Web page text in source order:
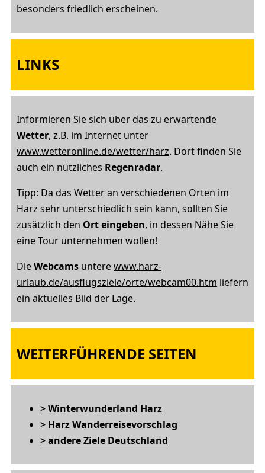
besonders friedlich erscheinen.
LINKS
Informieren Sie sich über das zu erwartende
Wetter, z.B. im Internet unter
www.wetteronline.de/wetter/harz. Dort finden Sie
auch ein nützliches Regenradar.
Tipp: Da das Wetter an verschiedenen Orten im
Harz sehr unterschiedlich sein kann, sollten Sie
zusätzlich den Ort eingeben, in dessen Nähe Sie
eine Tour unternehmen wollen!
DieWebcams unterewww.harz-
urlaub.de/ausflugsziele/orte/webcam00.htm liefern
ein aktuelles Bild der Lage.
WEITERFÜHRENDE SEITEN
> Winterwunderland Harz
> Harz Wanderreisevorschlag
> andere Ziele Deutschland